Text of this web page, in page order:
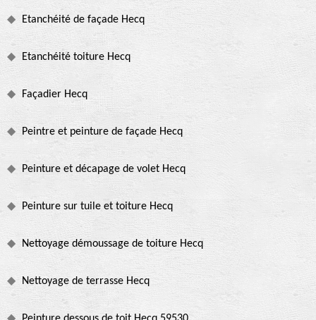
Etanchéité de façade Hecq
Etanchéité toiture Hecq
Façadier Hecq
Peintre et peinture de façade Hecq
Peinture et décapage de volet Hecq
Peinture sur tuile et toiture Hecq
Nettoyage démoussage de toiture Hecq
Nettoyage de terrasse Hecq